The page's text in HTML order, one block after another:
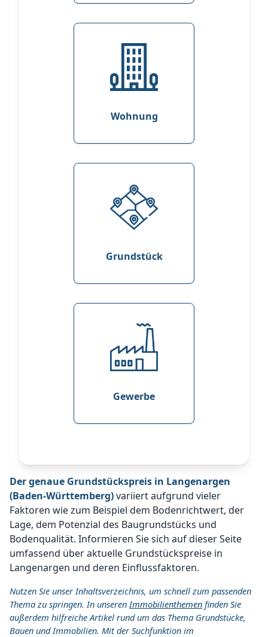
Wohnung
Grundstück
Gewerbe
Der genaue Grundstückspreis in Langenargen
(Baden-Württemberg)variiert aufgrund vieler
Faktoren wie zum Beispiel dem Bodenrichtwert, der
Lage, dem Potenzial des Baugrundstücks und
Bodenqualität. Informieren Sie sich auf dieser Seite
umfassend über aktuelle Grundstückspreise in
Langenargen und deren Einflussfaktoren.
Nutzen Sie unser Inhaltsverzeichnis, um schnell zum passenden
Thema zu springen. In unserenImmobilienthemen finden Sie
außerdem hilfreiche Artikel rund um das Thema Grundstücke,
Bauen und Immobilien. Mit der Suchfunktion im